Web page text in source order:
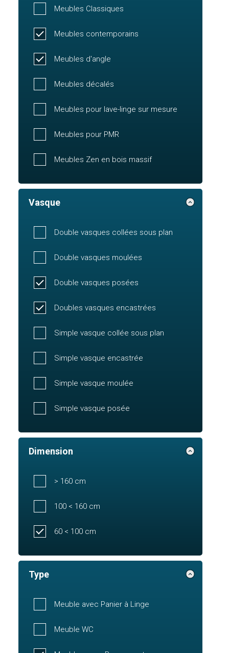
Meubles Classiques
Meubles contemporains
Meubles d'angle
Meubles décalés
Meubles pour lave-linge sur mesure
Meubles pour PMR
Meubles Zen en bois massif
Vasque
Double vasques collées sous plan
Double vasques moulées
Double vasques posées
Doubles vasques encastrées
Simple vasque collée sous plan
Simple vasque encastrée
Simple vasque moulée
Simple vasque posée
Dimension
> 160 cm
100 < 160 cm
60 < 100 cm
Type
Meuble avec Panier à Linge
Meuble WC